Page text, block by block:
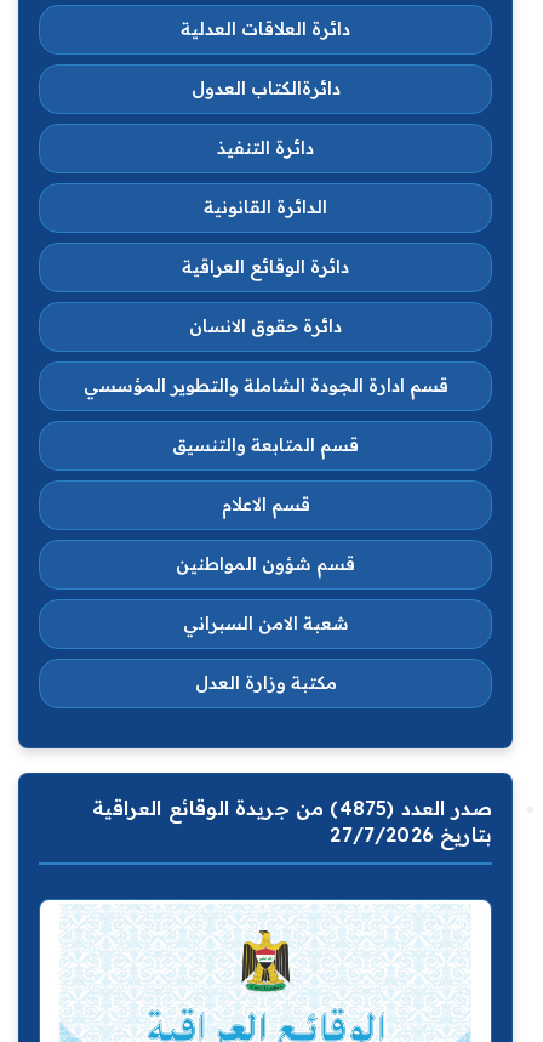
دائرة العلاقات العدلية
دائرةالكتاب العدول
دائرة التنفيذ
الدائرة القانونية
دائرة الوقائع العراقية
دائرة حقوق الانسان
قسم ادارة الجودة الشاملة والتطوير المؤسسي
قسم المتابعة والتنسيق
قسم الاعلام
قسم شؤون المواطنين
شعبة الامن السبراني
مكتبة وزارة العدل
صدر العدد (4875) من جريدة الوقائع العراقية
بتاريخ 27/7/2026